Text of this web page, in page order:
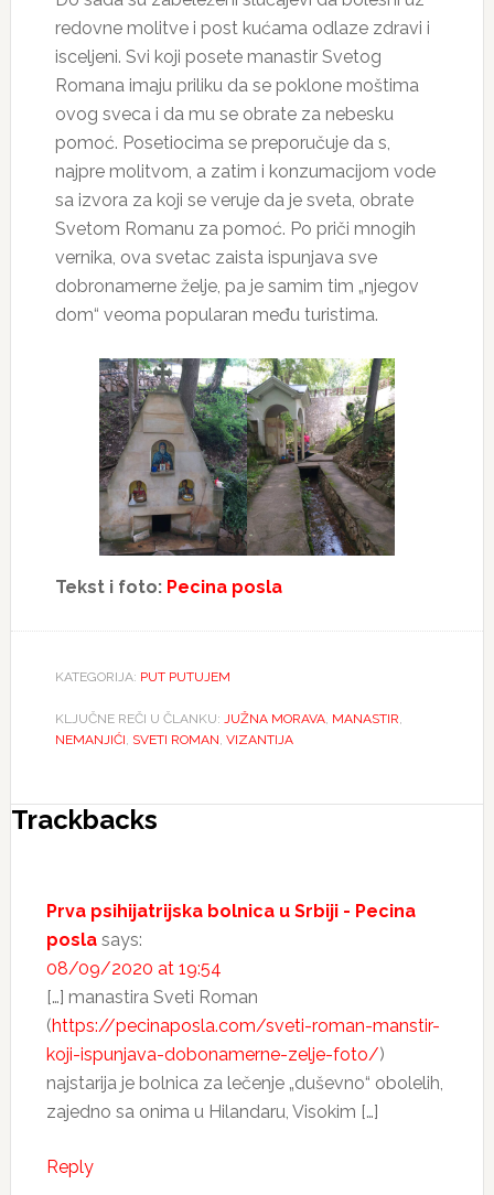
redovne molitve i post kućama odlaze zdravi i
isceljeni. Svi koji posete manastir Svetog
Romana imaju priliku da se poklone moštima
ovog sveca i da mu se obrate za nebesku
pomoć. Posetiocima se preporučuje da s,
najpre molitvom, a zatim i konzumacijom vode
sa izvora za koji se veruje da je sveta, obrate
Svetom Romanu za pomoć. Po priči mnogih
vernika, ova svetac zaista ispunjava sve
dobronamerne želje, pa je samim tim „njegov
dom“ veoma popularan među turistima.
Tekst i foto: Pecina posla
KATEGORIJA: PUT PUTUJEM
KLJUČNE REČI U ČLANKU: JUŽNA MORAVA, MANASTIR
NEMANJIĆI SVETI ROMAN VIZANTIJA
Reader
Trackbacks
Prva psihijatrijska bolnica u Srbiji - Pecina
posla says:
08/09/2020 at 19:54
[…] manastira Sveti Roman
(https://pecinaposla.com/sveti-roman-manstir-
koji-ispunjava-dobonamerne-zelje-foto/)
najstarija je bolnica za lečenje „duševno“ obolelih,
zajedno sa onima u Hilandaru, Visokim […]
Reply